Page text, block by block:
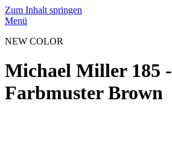
Zum Inhalt springen
Menü
NEW COLOR
Michael Miller 185 -
Farbmuster Brown